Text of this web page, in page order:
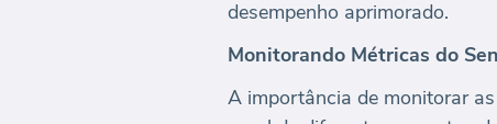
desempenho aprimorado.
Monitorando Métricas do
A importância de monitorar